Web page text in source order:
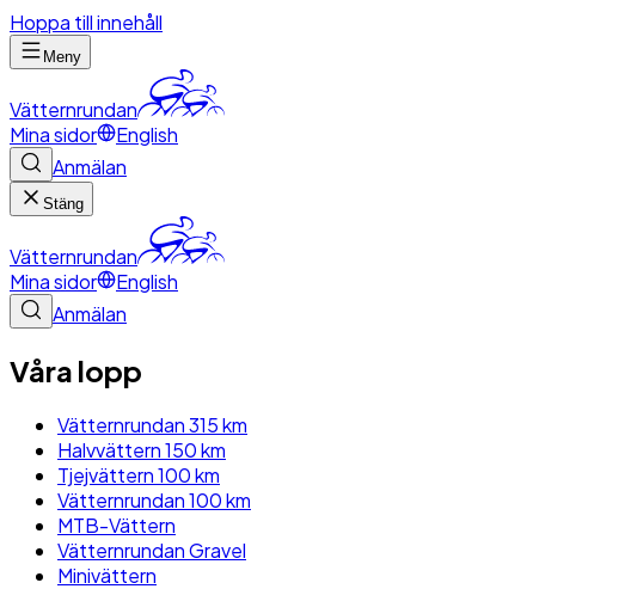
Hoppa till innehåll
Meny
Vätternrundan
Mina sidor
English
Anmälan
Stäng
Vätternrundan
Mina sidor
English
Anmälan
Våra lopp
Vätternrundan 315 km
Halvvättern 150 km
Tjejvättern 100 km
Vätternrundan 100 km
MTB-Vättern
Vätternrundan Gravel
Minivättern